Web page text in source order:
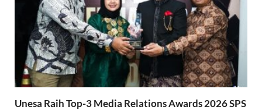
Unesa Raih Top-3 Media Relations Awards 2026 SPS